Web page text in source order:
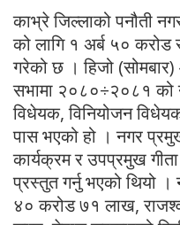
काभ्रे जिल्लाको पनौती
को लागि १ अर्ब ५०
गरेको छ । हिजो
सभामा २०८०÷२०८१ को
विधेयक, विनियोजन
पास भएको हो । नगर
कार्यक्रम र उपप्रमुख
प्रस्तुत गर्नु भएको थियो
४० करोड ७१ लाख,